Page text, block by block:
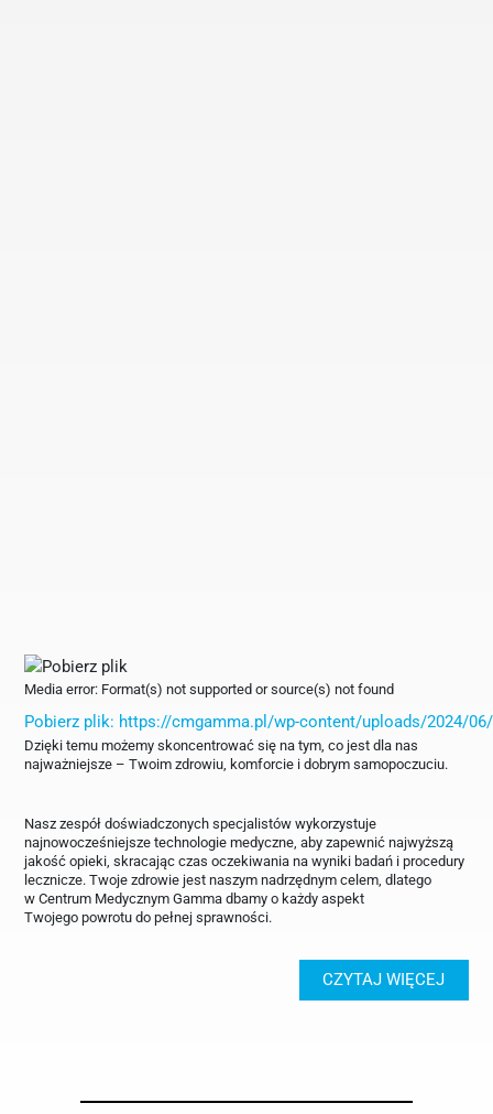
Media error: Format(s) not supported or source(s) not found
Pobierz plik: https://cmgamma.pl/wp-content/uploads/2024/06/
Dzięki temu możemy skoncentrować się na tym, co jest dla nas
najważniejsze – Twoim zdrowiu, komforcie i dobrym samopoczuciu.
Nasz zespół doświadczonych specjalistów wykorzystuje
najnowocześniejsze technologie medyczne, aby zapewnić najwyższą
jakość opieki, skracając czas oczekiwania na wyniki badań i procedury
lecznicze. Twoje zdrowie jest naszym nadrzędnym celem, dlatego
w Centrum Medycznym Gamma dbamy o każdy aspekt
Twojego powrotu do pełnej sprawności.
CZYTAJ WIĘCEJ